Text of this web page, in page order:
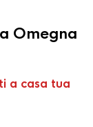
Omegna
a casa tua